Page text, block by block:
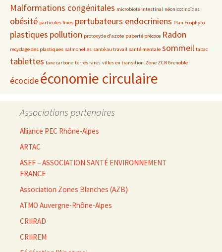
Malformations congénitales microbiote intestinal néonicotinoïdes
obésité particules fines pertubateurs endocriniens Plan Ecophyto
plastiques pollution protoxyde d'azote puberté précoce Radon
recyclage des plastiques salmonelles santé au travail santé mentale sommeil tabac
tablettes taxe carbone terres rares villes en transition Zone ZCR Grenoble
écocideéconomie circulaire
Associations partenaires
Alliance PEC Rhône-Alpes
ARTAC
ASEF – ASSOCIATION SANTÉ ENVIRONNEMENT
FRANCE
Association Zones Blanches (AZB)
ATMO Auvergne-Rhône-Alpes
CRIIRAD
CRIIREM